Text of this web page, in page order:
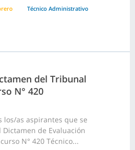
Técnico Administrativo
del Tribunal
N° 420
los/as aspirantes que se
de Evaluación
N° 420 Técnico...